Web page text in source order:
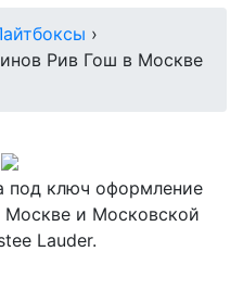
›
Рив Гош в Москве
под ключ оформление
Москве и Московской
Lauder.